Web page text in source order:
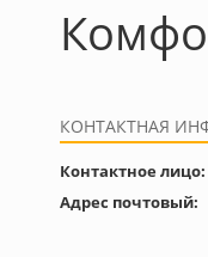
КОНТАКТНАЯ
Контактное лицо:
Адрес почтовый: